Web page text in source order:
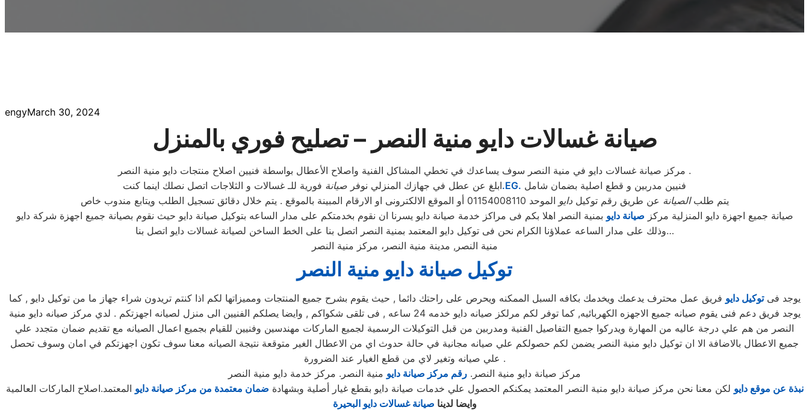
engyMarch 30, 2024
صيانة غسالات دايو منية النصر – تصليح فوري بالمنزل
مركز صيانة غسالات دايو في منية النصر سوف يساعدك في تخطي المشاكل الفنية واصلاح الأعطال بواسطة فنيين اصلاح منتجات دايو منية النصر .
ابلغ عن عطل في جهازك المنزلي نوفر صيانة فورية للـ غسالات و الثلاجات اتصل نصلك اينما كنت .EG. فنيين مدربين و قطع اصلية بضمان شامل
يتم طلبالصيانة عن طريق رقم توكيلدايو الموحد 01154008110 أو الموقع الالكترونى او الارقام المبينة بالموقع . يتم خلال دقائق تسجيل الطلب ويتابع مندوب خاص
صيانة جميع اجهزة دايو المنزلية مركز صيانة دايو بمنية النصر اهلا بكم فى مراكز خدمة صيانة دايو يسرنا ان نقوم بخدمتكم على مدار الساعه بتوكيل صيانة دايو حيث نقوم بصيانة جميع اجهزة شركة دايو
وذلك على مدار الساعه عملاؤنا الكرام نحن فى توكيل دايو المعتمد بمنية النصر اتصل بنا على الخط الساخن لصيانة غسالات دايو اتصل بنا…
منية النصر, مدينة منية النصر، مركز منية النصر
توكيل صيانة دايو منية النصر
يوجد فىتوكيل دايو فريق عمل محترف يدعمك ويخدمك بكافه السبل الممكنه ويحرص على راحتك دائما , حيث يقوم بشرح جميع المنتجات ومميزاتها لكم اذا كنتم تريدون شراء جهاز ما من توكيل دايو , كما
يوجد فريق دعم فنى يقوم صيانه جميع الاجهزه الكهربائيه, كما توفر لكم مرلكز صيانه دايو خدمه 24 ساعه , فى تلقى شكواكم , وايضا يصلكم الفنيين الى منزل لصيانه اجهزتكم . لدي مركز صيانه دايو منية
النصر من هم علي درجة عاليه من المهارة ويدركوا جميع التفاصيل الفنية ومدربين من قبل التوكيلات الرسمية لجميع الماركات مهندسين وفنيين للقيام بجميع اعمال الصيانه مع تقديم ضمان متجدد علي
جميع الاعطال بالاضافة الا ان توكيل دايو منية النصر يضمن لكم حصولكم علي صيانه مجانية في حالة حدوث اي من الاعطال الغير متوقعة نتيجة الصيانه معنا سوف تكون اجهزتكم في امان وسوف تحصل
علي صيانه وتغير لاي من قطع الغيار عند الضرورة .
مركز صيانة دايو منية النصر. رقم مركز صيانة دايو منية النصر. مركز خدمة دايو منية النصر
نبذة عن موقع دايو لكن معنا نحن مركز صيانة دايو منية النصر المعتمد يمكنكم الحصول علي خدمات صيانة دايو بقطع غيار أصلية وبشهادة ضمان معتمدة من مركز صيانة دايو المعتمد.اصلاح الماركات العالمية
وايضا لدينا صيانة غسالات دايو البحيرة